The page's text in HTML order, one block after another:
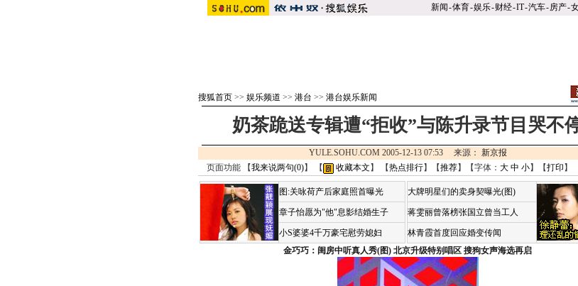
新闻-体育-娱乐-财经-IT-汽车-房产-
搜狐首页 >> 娱乐频道 >> 港台 >> 港台娱乐新闻
奶茶跪送专辑遭“拒收”与陈升录节目哭不
YULE.SOHU.COM 2005-12-13 07:53 来源： 新京报
页面功能 【我来说两句(0)】 【 收藏本文 】 【热点排行】【推荐】【字体： 大 中 小】【打印 】
图:关咏荷产后家庭照首曝光
章子怡愿为"他"息影结婚生子
小S婆婆4千万豪宅慰劳媳妇
大牌明星们的卖身契曝光(图)
蒋雯丽曾落榜张国立曾当工人
林青霞首度回应婚变传闻
金巧巧：闺房中听真人秀(图) 北京升级特别唱区 搜狗女声海选再启